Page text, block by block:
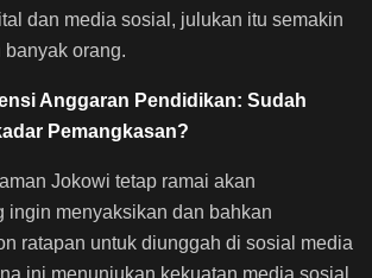
dan media sosial, julukan itu semakin
orang.
Anggaran Pendidikan: Sudah
Pemangkasan?
Jokowi tetap ramai akan
ingin menyaksikan dan bahkan
ratapan untuk diunggah di sosial media
ini menunjukan kekuatan media sosial